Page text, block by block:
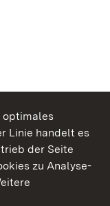
optimales
Linie handelt es
der Seite
zu Analyse-